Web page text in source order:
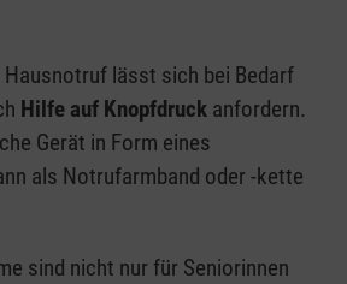
lässt sich bei Bedarf
Hilfe auf Knopfdruck anfordern.
Gerät in Form eines
als Notrufarmband oder -kette
sind nicht nur für Seniorinnen